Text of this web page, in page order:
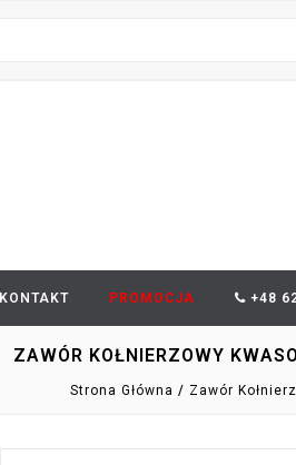
KONTAKT PROMOCJA +48
ZAWÓR KOŁNIERZOWY
Strona Główna Zawór